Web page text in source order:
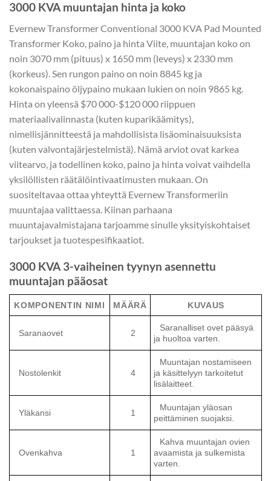
3000 KVA muuntajan hinta ja koko
Evernew Transformer Conventional 3000 KVA Pad Mounted
Transformer Koko, paino ja hinta Viite, muuntajan koko on
noin 3070 mm (pituus) x 1650 mm (leveys) x 2330 mm
(korkeus). Sen rungon paino on noin 8845 kg ja
kokonaispaino öljypaino mukaan lukien on noin 9865 kg.
Hinta on yleensä $70 000-$120 000 riippuen
materiaalivalinnasta (kuten kuparikäämitys),
nimellisjännitteestä ja mahdollisista lisäominaisuuksista
(kuten valvontajärjestelmistä). Nämä arviot ovat karkea
viitearvo, ja todellinen koko, paino ja hinta voivat vaihdella
yksilöllisten räätälöintivaatimusten mukaan. On
suositeltavaa ottaa yhteyttä Evernew Transformeriin
muuntajaa valittaessa. Kiinan parhaana
muuntajavalmistajana tarjoamme sinulle yksityiskohtaiset
tarjoukset ja tuotespesifikaatiot.
3000 KVA 3-vaiheinen tyynyn asennettu
muuntajan pääosat
KOMPONENTIN NIMI MÄÄRÄ KUVAUS
Saranaovet 2
Saranalliset ovet pääsyä
ja huoltoa varten.
Nostolenkit 4
Muuntajan nostamiseen
ja käsittelyyn tarkoitetut
lisälaitteet.
Yläkansi 1
Muuntajan yläosan
peittäminen suojaksi.
Ovenkahva 1
Kahva muuntajan ovien
avaamista ja sulkemista
varten.